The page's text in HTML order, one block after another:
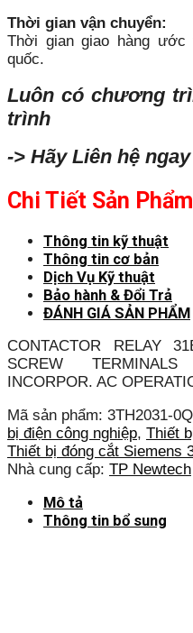
Thời gian vận chuyển:
Thời gian giao hàng
quốc.
Luôn có chương
trình
-> Hãy Liên hệ
Chi Tiết Sản Phẩm
Thông tin kỹ thuật
Thông tin cơ bản
Dịch Vụ Kỹ thuật
Bảo hành & Đổi Trả
ĐÁNH GIÁ SẢN PHẨM
CONTACTOR RELAY
SCREW TERMINALS
INCORPOR. AC
Mã sản phẩm: 3TH2031-
bị điện công nghiệp, Thiết
Thiết bị đóng cắt Siemens
Nhà cung cấp: TP Newtech
Mô tả
Thông tin bổ sung